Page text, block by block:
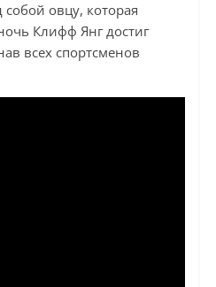
собой овцу, которая
Клифф Янг достиг
всех спортсменов